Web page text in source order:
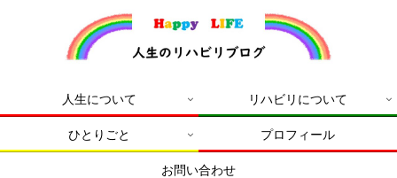
人生について リハビリについて
ひとりごと プロフィール
お問い合わせ